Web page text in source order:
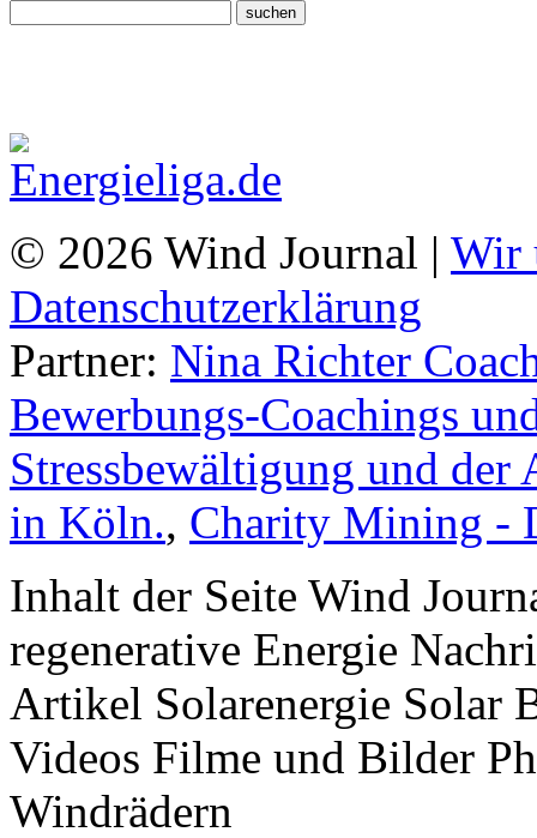
© 2026 Wind Journal | Wir
Datenschutzerklärung
Partner: Nina Richter
Bewerbungs-Coachings
Stressbewältigung und
in Köln., Charity Mining -
Inhalt der Seite Wind
regenerative Energie
Artikel Solarenergie Solar
Videos Filme und Bilder
Windrädern